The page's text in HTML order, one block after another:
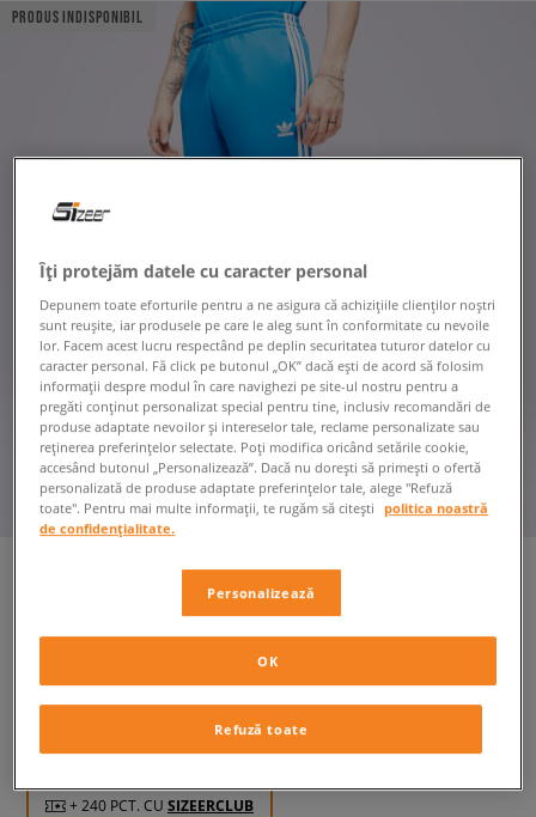
PRODUS INDISPONIBIL
239,99 RON cu TVA
+ 240 PCT. CU SIZEERCLUB
Îți protejăm datele cu caracter personal
Depunem toate eforturile pentru a ne asigura că achizițiile clienților noștri
sunt reușite, iar produsele pe care le aleg sunt în conformitate cu nevoile
lor. Facem acest lucru respectând pe deplin securitatea tuturor datelor cu
caracter personal. Fă click pe butonul „OK” dacă ești de acord să folosim
informații despre modul în care navighezi pe site-ul nostru pentru a
pregăti conținut personalizat special pentru tine, inclusiv recomandări de
produse adaptate nevoilor și intereselor tale, reclame personalizate sau
reținerea preferințelor selectate. Poți modifica oricând setările cookie,
accesând butonul „Personalizează”. Dacă nu dorești să primești o ofertă
personalizată de produse adaptate preferințelor tale, alege "Refuză
toate". Pentru mai multe informații, te rugăm să citești
politica noastră
de confidențialitate.
Personalizează
Refuză toate
OK